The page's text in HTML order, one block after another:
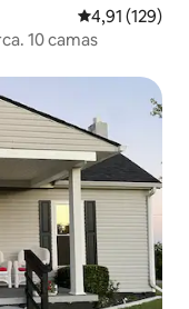
4,91 de uma
4,91 (129)
10 camas